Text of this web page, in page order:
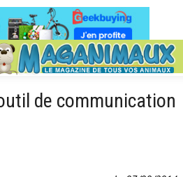
de communication